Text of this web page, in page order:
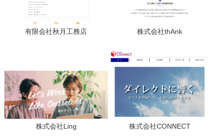
有限会社秋月工務店 株式会社thAnk
株式会社Ling 株式会社CONNECT